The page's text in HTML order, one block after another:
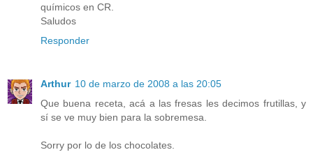
químicos en CR.
Saludos
Responder
Arthur 10 de marzo de 2008 a las 20:05
Que buena receta, acá a las fresas les decimos frutillas, y
sí se ve muy bien para la sobremesa.
Sorry por lo de los chocolates.